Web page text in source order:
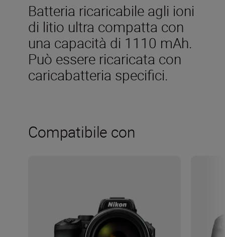
Batteria ricaricabile agli ioni
di litio ultra compatta con
una capacità di 1110 mAh.
Può essere ricaricata con
caricabatteria specifici.
Compatibile con